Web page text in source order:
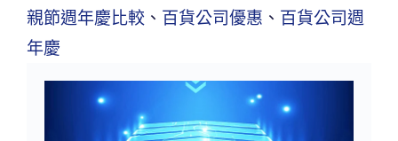
親節週年慶比較 、 百貨公司優惠 、 百貨公司週
年慶